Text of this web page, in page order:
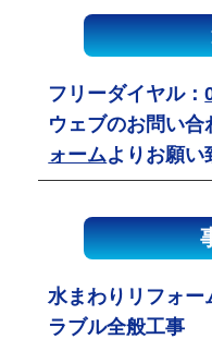
フリーダイヤル：
ウェブのお問い合
ォームよりお願い
水まわりリフォー
ラブル全般工事